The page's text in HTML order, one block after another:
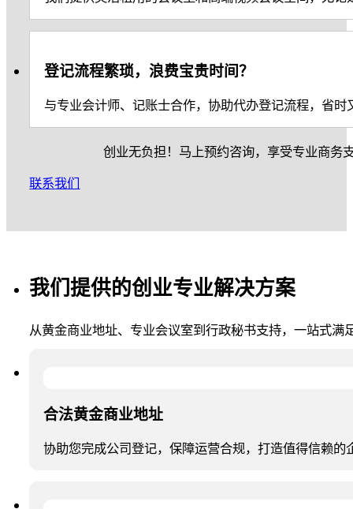
登记流程繁琐，浪费宝贵时间？
与专业会计师、记账士合作，协助代办登记流程，省
创业无负担！马上预约咨询，享受专业商务
联系我们
我们提供的创业专业解决方案
从黄金商业地址、专业会议室到行政秘书支持，一站式
合法黄金商业地址
协助您完成公司登记，保障运营合规，打造值得信赖的